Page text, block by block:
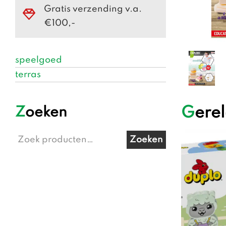
Gratis verzending v.a.
€100,-
speelgoed
terras
Zoeken
Zoeken
Zoeken